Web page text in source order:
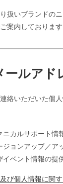
扱いブランドの
案内しておりま
ールアド
絡いただいた個
ニカルサポート情
ジョンアップ／ア
イベント情報の提
び個人情報に関